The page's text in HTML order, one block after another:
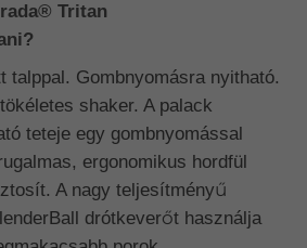
Tritan
talppal. Gombnyomásra nyitható.
shaker. A palack
teteje egy gombnyomással
ergonomikus hordfül
A nagy teljesítményű
drótkeverőt használja